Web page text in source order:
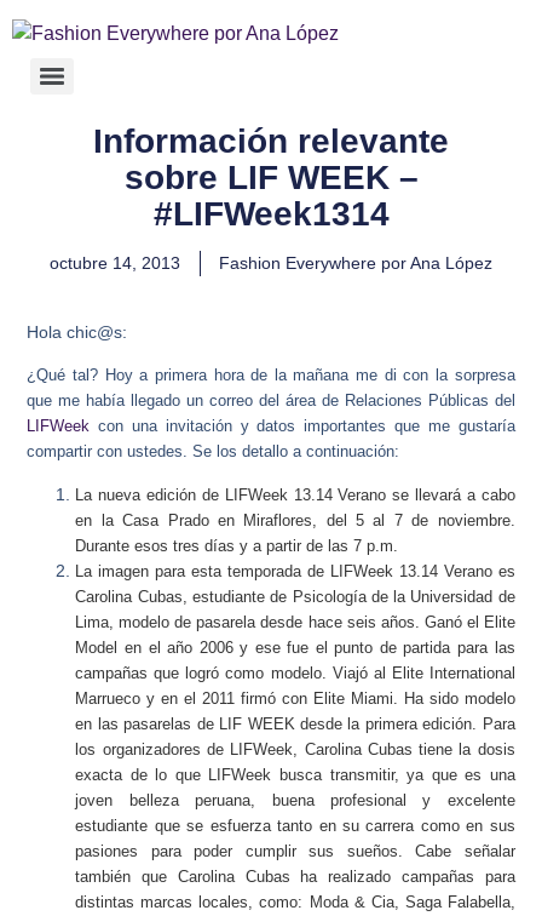
Información relevante
sobre LIF WEEK –
#LIFWeek1314
octubre 14, 2013 Fashion Everywhere por Ana López
Hola chic@s:
¿Qué tal? Hoy a primera hora de la mañana me di con la sorpresa
que me había llegado un correo del área de Relaciones Públicas del
LIFWeek con una invitación y datos importantes que me gustaría
compartir con ustedes. Se los detallo a continuación:
La nueva edición de LIFWeek 13.14 Verano se llevará a cabo
en la Casa Prado en Miraflores, del 5 al 7 de noviembre.
Durante esos tres días y a partir de las 7 p.m.
La imagen para esta temporada de LIFWeek 13.14 Verano es
Carolina Cubas, estudiante de Psicología de la Universidad de
Lima, modelo de pasarela desde hace seis años. Ganó el Elite
Model en el año 2006 y ese fue el punto de partida para las
campañas que logró como modelo. Viajó al Elite International
Marrueco y en el 2011 firmó con Elite Miami. Ha sido modelo
en las pasarelas de LIF WEEK desde la primera edición. Para
los organizadores de LIFWeek, Carolina Cubas tiene la dosis
exacta de lo que LIFWeek busca transmitir, ya que es una
joven belleza peruana, buena profesional y excelente
estudiante que se esfuerza tanto en su carrera como en sus
pasiones para poder cumplir sus sueños. Cabe señalar
también que Carolina Cubas ha realizado campañas para
distintas marcas locales, como: Moda & Cia, Saga Falabella,